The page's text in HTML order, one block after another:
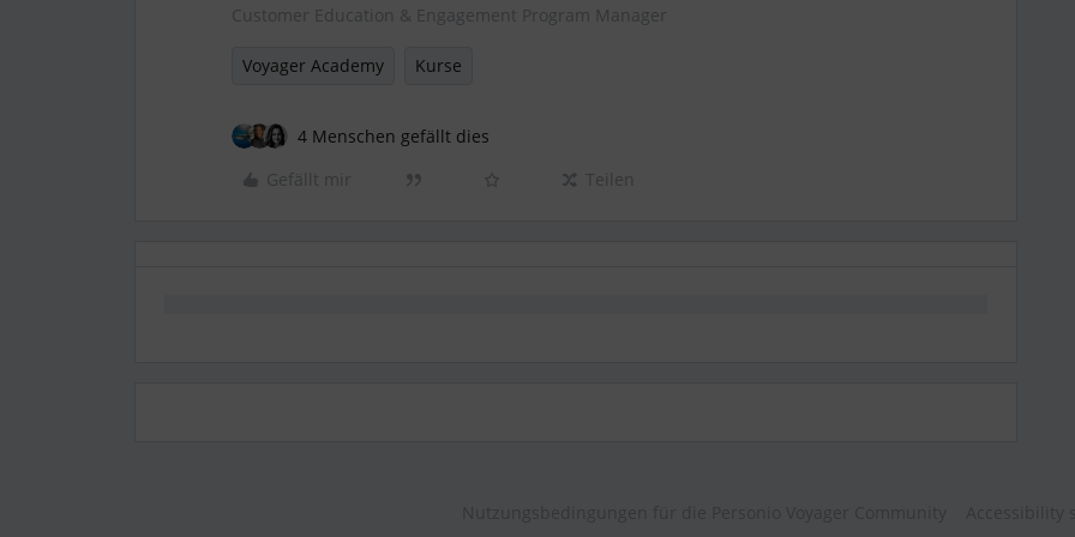
Customer Education & Engagement Program Manager
Voyager Academy Kurse
4 Menschen gefällt dies
Gefällt mir
Teilen